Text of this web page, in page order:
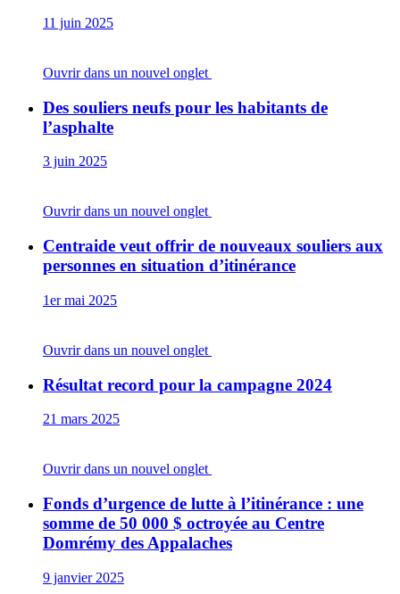
11 juin 2025
Ouvrir dans un nouvel onglet
Des souliers neufs pour les habitants de
l’asphalte
3 juin 2025
Ouvrir dans un nouvel onglet
Centraide veut offrir de nouveaux souliers aux
personnes en situation d’itinérance
1er mai 2025
Ouvrir dans un nouvel onglet
Résultat record pour la campagne 2024
21 mars 2025
Ouvrir dans un nouvel onglet
Fonds d’urgence de lutte à l’itinérance : une
somme de 50 000 $ octroyée au Centre
Domrémy des Appalaches
9 janvier 2025